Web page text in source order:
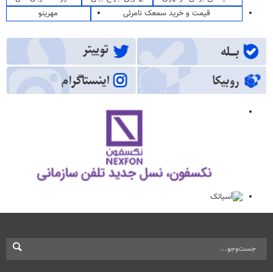
قیمت و خرید سمعک نامرئی
مهرینو